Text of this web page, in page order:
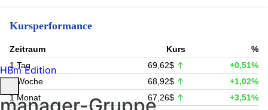
Kursperformance
Zeitraum Kurs
%
1 Tag
69,62$
+0,51%
1 Woche
68,92$
+1,02%
1 Monat
67,26$
+3,51%
HBm Edition